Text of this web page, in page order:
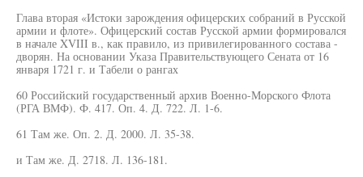
Глава вторая «Истоки зарождения офицерских собраний в Русской
армии и флоте». Офицерский состав Русской армии формировался
в начале XVIII в., как правило, из привилегированного состава -
дворян. На основании Указа Правительствующего Сената от 16
января 1721 г. и Табели о рангах
60 Российский государственный архив Военно-Морского Флота
(РГА ВМФ). Ф. 417. Оп. 4. Д. 722. Л. 1-6.
61 Там же. Оп. 2. Д. 2000. Л. 35-38.
и Там же. Д. 2718. Л. 136-181.